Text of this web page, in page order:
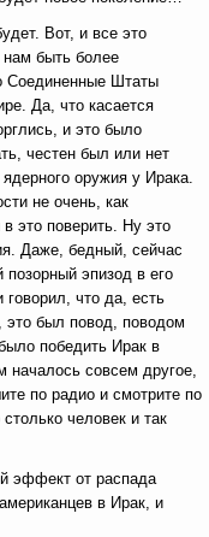
Вот, и все это
нам быть более
Соединенные Штаты
Да, что касается
и это было
честен был или нет
оружия у Ирака.
не очень, как
это поверить. Ну это
Даже, бедный, сейчас
позорный эпизод в его
что да, есть
это был повод, поводом
победить Ирак в
началось совсем другое,
по радио и смотрите по
человек и так
эффект от распада
в Ирак, и